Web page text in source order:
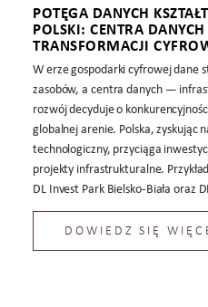
POTĘGA DANYCH
POLSKI: CENTRA
TRANSFORMACJI
W erze gospodarki cyfrowej dane
zasobów, a centra danych —
rozwój decyduje o
globalnej arenie. Polska, zyskując
technologiczny, przyciąga
projekty infrastrukturalne.
DL Invest Park Bielsko‑Biała oraz
DOWIEDZ SIĘ